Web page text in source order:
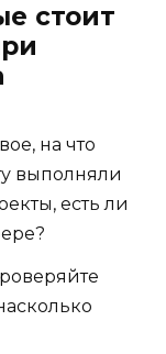
стоит
на что
выполняли
есть ли